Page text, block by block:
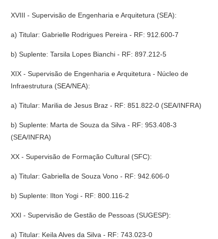
XVIII - Supervisão de Engenharia e Arquitetura (SEA):
a) Titular: Gabrielle Rodrigues Pereira - RF: 912.600-7
b) Suplente: Tarsila Lopes Bianchi - RF: 897.212-5
XIX - Supervisão de Engenharia e Arquitetura - Núcleo de
Infraestrutura (SEA/NEA):
a) Titular: Marilia de Jesus Braz - RF: 851.822-0 (SEA/INFRA)
b) Suplente: Marta de Souza da Silva - RF: 953.408-3
(SEA/INFRA)
XX - Supervisão de Formação Cultural (SFC):
a) Titular: Gabriella de Souza Vono - RF: 942.606-0
b) Suplente: Ilton Yogi - RF: 800.116-2
XXI - Supervisão de Gestão de Pessoas (SUGESP):
a) Titular: Keila Alves da Silva - RF: 743.023-0